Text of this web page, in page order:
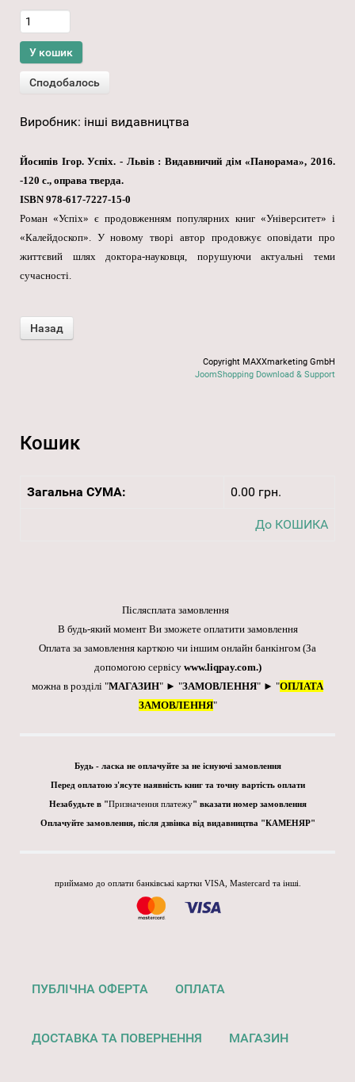
Виробник: інші видавництва
Йосипів Iгор. Успіх. - Львів : Видавничий дім «Панорама», 2016.
-120 с., оправа тверда.
ISBN 978-617-7227-15-0
Роман «Успіх» є продовженням популярних книг «Університет» і
«Калейдоскоп». У новому творі автор продовжує оповідати про
життєвий шлях доктора-науковця, порушуючи актуальні теми
сучасності.
Copyright MAXXmarketing GmbH
JoomShopping Download & Support
Кошик
Загальна СУМА: 0.00 грн.
До КОШИКА
Післясплата замовлення
В будь-який момент Ви зможете оплатити замовлення
Оплата за замовлення карткою чи іншим онлайн банкінгом (За
допомогою сервісу www.liqpay.com.)
можна в розділі "МАГАЗИН" ► "ЗАМОВЛЕННЯ" ► "ОПЛАТА
ЗАМОВЛЕННЯ"
Будь - ласка не оплачуйте за не існуючі замовлення
Перед оплатою з'ясуте наявність книг та точну вартість оплати
Незабудьте в "Призначення платежу" вказати номер замовлення
Оплачуйте замовлення, після дзвінка від видавництва "КАМЕНЯР"
приймамо до оплати банківські картки VISA, Mastercard та інші.
ПУБЛІЧНА ОФЕРТА ОПЛАТА
ДОСТАВКА ТА ПОВЕРНЕННЯ МАГАЗИН